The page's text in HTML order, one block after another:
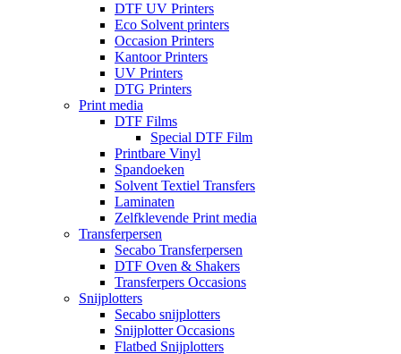
DTF UV Printers
Eco Solvent printers
Occasion Printers
Kantoor Printers
UV Printers
DTG Printers
Print media
DTF Films
Special DTF Film
Printbare Vinyl
Spandoeken
Solvent Textiel Transfers
Laminaten
Zelfklevende Print media
Transferpersen
Secabo Transferpersen
DTF Oven & Shakers
Transferpers Occasions
Snijplotters
Secabo snijplotters
Snijplotter Occasions
Flatbed Snijplotters